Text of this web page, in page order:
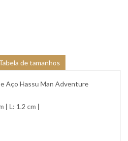
de tamanhos
Aço Hassu Man Adventure
| L: 1.2 cm |